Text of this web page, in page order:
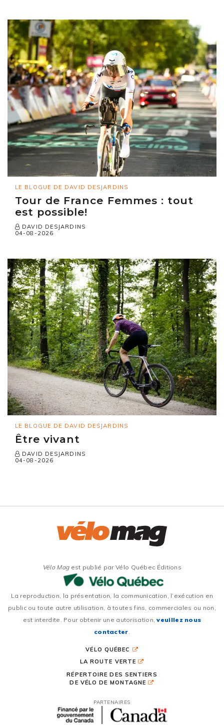
LE BLOGUE DE DAVID DESJARDINS
Tour de France Femmes : tout
est possible!
DAVID DESJARDINS
04-08-2026
LE BLOGUE DE DAVID DESJARDINS
Être vivant
DAVID DESJARDINS
04-08-2026
Vélo Magest publié par Vélo Québec Éditions
La reproduction, la présentation, la communication, l’exécution en
public ou toute autre utilisation, à toutes fins, commerciales ou non,
est interdite. Pour obtenir une autorisation,veuillez nous
contacter.
VÉLO QUÉBEC
LA ROUTE VERTE
RÉPERTOIRE DES SENTIERS
DE VÉLO DE MONTAGNE
PARTENAIRES